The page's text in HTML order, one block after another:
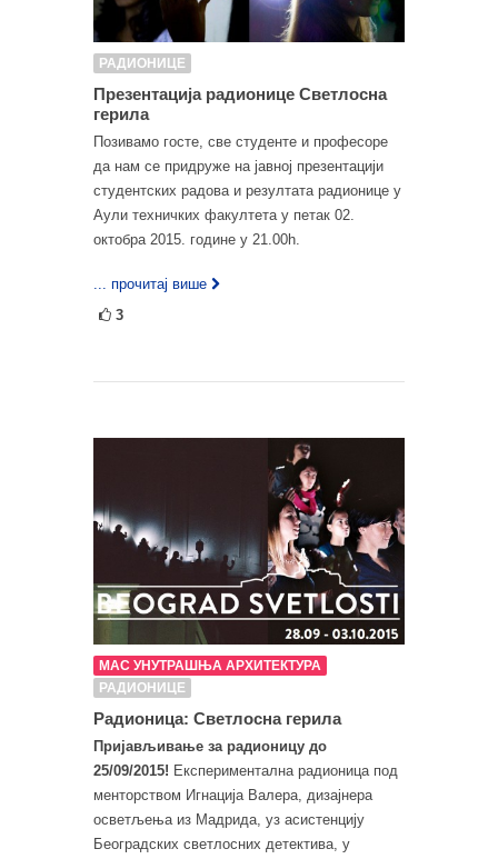
РАДИОНИЦЕ
Презентација радионице Светлосна
герила
Позивамо госте, све студенте и професоре
да нам се придруже на јавној презентацији
студентских радова и резултата радионице у
Аули техничких факултета у петак 02.
октобра 2015. године у 21.00h.
... прочитај више
3
МАС УНУТРАШЊА АРХИТЕКТУРА
РАДИОНИЦЕ
Радионица: Светлосна герила
Пријављивање за радионицу до
25/09/2015! Експериментална радионица под
менторством Игнација Валера, дизајнера
осветљења из Мадрида, уз асистенцију
Београдских светлосних детектива, у